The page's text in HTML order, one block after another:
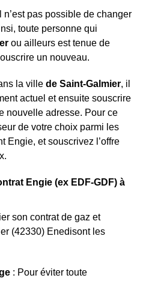
n’est pas possible de changer
toute personne qui
ou ailleurs est tenue de
un nouveau.
la ville de Saint-Galmier, il
actuel et ensuite souscrire
nouvelle adresse. Pour ce
de votre choix parmi les
Engie, et souscrivez l’offre
Engie (ex EDF-GDF) à
son contrat de gaz et
(42330) Enedisont les
: Pour éviter toute